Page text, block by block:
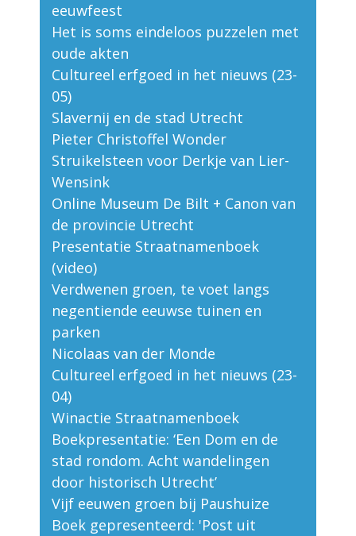
eeuwfeest
Het is soms eindeloos puzzelen met
oude akten
Cultureel erfgoed in het nieuws (23-
05)
Slavernij en de stad Utrecht
Pieter Christoffel Wonder
Struikelsteen voor Derkje van Lier-
Wensink
Online Museum De Bilt + Canon van
de provincie Utrecht
Presentatie Straatnamenboek
(video)
Verdwenen groen, te voet langs
negentiende eeuwse tuinen en
parken
Nicolaas van der Monde
Cultureel erfgoed in het nieuws (23-
04)
Winactie Straatnamenboek
Boekpresentatie: ‘Een Dom en de
stad rondom. Acht wandelingen
door historisch Utrecht’
Vijf eeuwen groen bij Paushuize
Boek gepresenteerd: 'Post uit